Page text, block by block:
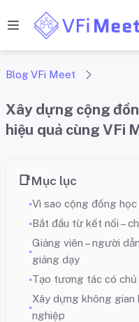
Blog VFi Meet
Xây dựng cộng
hiệu quả cùng VFi
Mục lục
Vì sao cộng đồng
Bắt đầu từ kết nối –
Giảng viên – người
giảng dạy
Tạo tương tác có chủ
Xây dựng không gian
nghiệp